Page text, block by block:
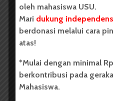
Kini keindahan telah sirna
Terlihat jutaan pohon
Panas, gersang terasa
Seolah tak ada kehidupan
oleh mahasiswa USU.
Mari dukung
berdonasi melalui cara
atas!
*Mulai dengan minimal
berkontribusi pada
Mahasiswa.